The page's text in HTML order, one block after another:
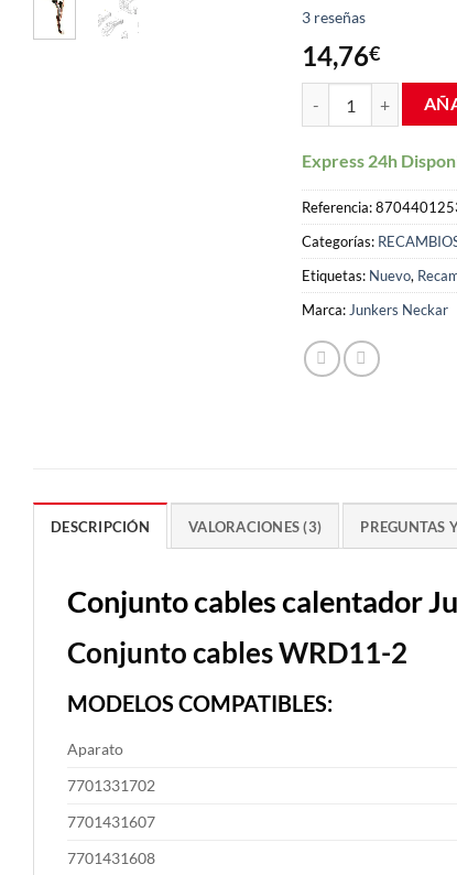
Valorado
con4.33
de 5 en
base a
3
valoraciones
de clientes
3 reseñas
14,76€
Conjunto cables
Express 24h
Referencia:
Categorías:
Etiquetas: Nuevo,
Marca: Junkers Neckar
DESCRIPCIÓN VALORACIONES (3) PREGUNTAS
Conjunto cables calentador
Conjunto cables WRD11-2
MODELOS COMPATIBLES:
Aparato
7701331702
7701431607
7701431608